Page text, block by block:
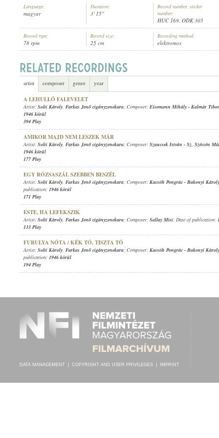
Language:
magyar
Duration:
3' 15"
Record number, sticker
number:
HUC 169, ODK 305
Record type:
78 rpm
Record size:
25 cm
Recording method:
elektromos
artist composer genre year
A LEHULLÓ FALEVELET
Artist: Solti Károly, Farkas Jenő cigányzenekara; Composer: Eisemann Mihály - Kalmár Tibor
1946 körül
394 Play
AMIKOR MAJD NEM LESZEK MÁR
Artist: Solti Károly, Farkas Jenő cigányzenekara; Composer: Szaucsek István - Sz. Szécsén
1946 körül
177 Play
EGY RÓZSASZÁL SZEBBEN BESZÉL
Artist: Solti Károly, Farkas Jenő cigányzenekara; Composer: Kacsóh Pongrác - Bakonyi Károly
publication: 1946 körül
171 Play
ESTE, HA LEFEKSZIK
Artist: Solti Károly, Farkas Jenő cigányzenekara; Composer: Sallay Misi; Date of publication:
133 Play
FURULYA NÓTA / KÉK TÓ, TISZTA TÓ
Artist: Solti Károly, Farkas Jenő cigányzenekara; Composer: Kacsóh Pongrác - Bakonyi Károly
publication: 1946 körül
194 Play
DATA MANAGEMENT COPYRIGHT AND USER PRIVILEGES IMPRINT